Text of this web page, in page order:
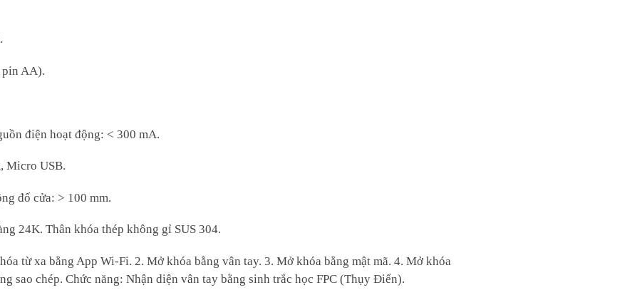
pin AA).
điện hoạt động: < 300 mA.
Micro USB.
đố cửa: > 100 mm.
24K. Thân khóa thép không gỉ SUS 304.
từ xa bằng App Wi-Fi. 2. Mở khóa bằng vân tay. 3. Mở khóa bằng mật mã. 4. Mở khóa
sao chép. Chức năng: Nhận diện vân tay bằng sinh trắc học FPC (Thụy Điển).